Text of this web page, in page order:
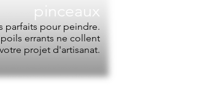
pinceaux
parfaits pour peindre.
errants ne collent
projet d'artisanat.